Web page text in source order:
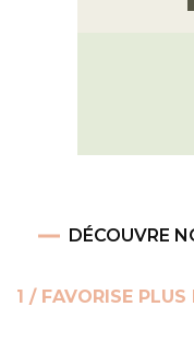
DÉCOUVRE
1 / FAVORISE PLUS